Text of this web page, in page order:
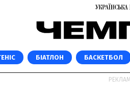
БІАТЛОН БАСКЕТБОЛ